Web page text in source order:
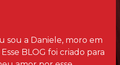
sou a Daniele, moro em
BLOG foi criado para